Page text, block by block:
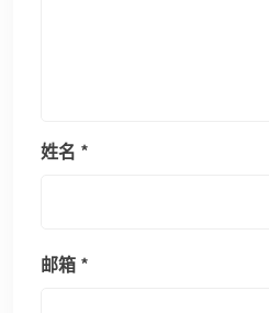
姓名 *
邮箱*